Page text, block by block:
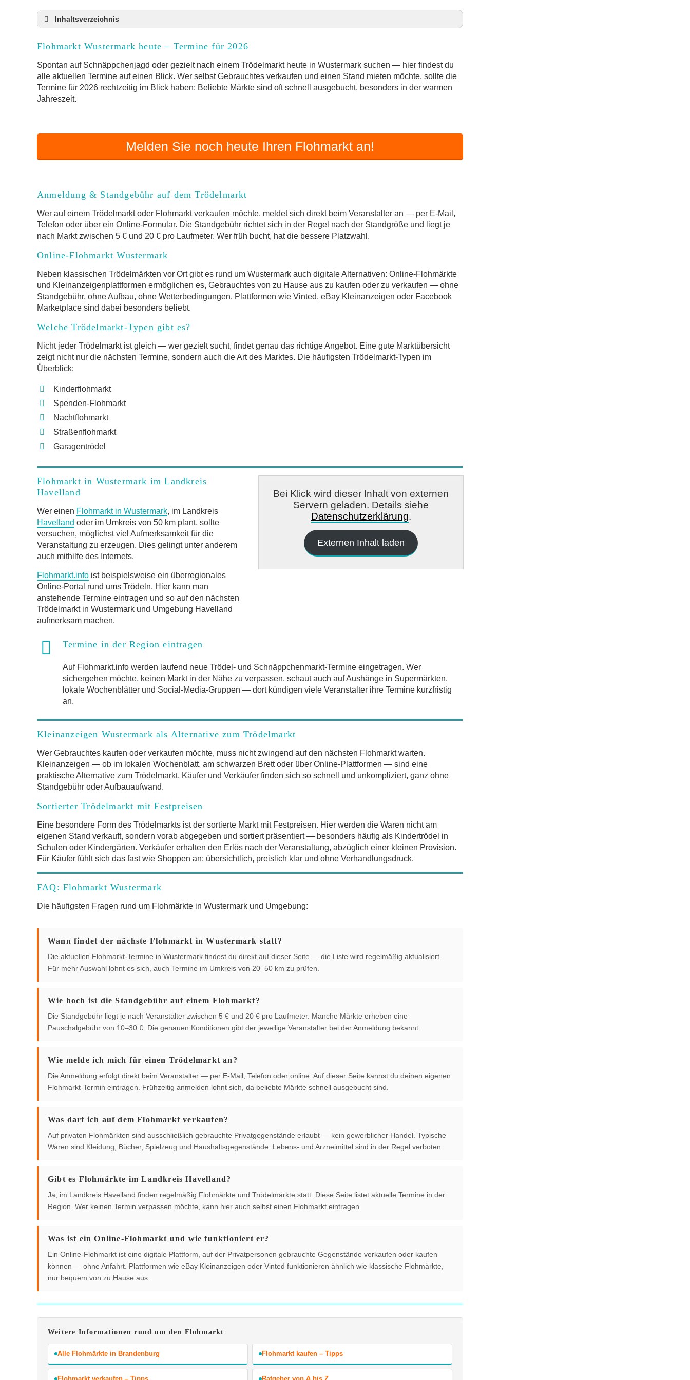
Inhaltsverzeichnis
Anmeldung & Standgebühr auf dem Trödelmarkt
Online-Flohmarkt Wustermark
Welche Trödelmarkt-Typen gibt es?
Aktuelle Flohmarkt-Termine für Wustermark und Umgebung
FAQ: Flohmarkt Wustermark
Flohmarkt-Termin melden
Flohmarkt Wustermark heute – Termine für 2026
Spontan auf Schnäppchenjagd oder gezielt nach einem Trödelmarkt heute in Wustermark suchen — hier findest du
alle aktuellen Termine auf einen Blick. Wer selbst Gebrauchtes verkaufen und einen Stand mieten möchte, sollte die
Termine für 2026 rechtzeitig im Blick haben: Beliebte Märkte sind oft schnell ausgebucht, besonders in der warmen
Jahreszeit.
Melden Sie noch heute Ihren Flohmarkt an!
Anmeldung & Standgebühr auf dem Trödelmarkt
Wer auf einem Trödelmarkt oder Flohmarkt verkaufen möchte, meldet sich direkt beim Veranstalter an — per E-Mail,
Telefon oder über ein Online-Formular. Die Standgebühr richtet sich in der Regel nach der Standgröße und liegt je
nach Markt zwischen 5 € und 20 € pro Laufmeter. Wer früh bucht, hat die bessere Platzwahl.
Online-Flohmarkt Wustermark
Neben klassischen Trödelmärkten vor Ort gibt es rund um Wustermark auch digitale Alternativen: Online-Flohmärkte
und Kleinanzeigenplattformen ermöglichen es, Gebrauchtes von zu Hause aus zu kaufen oder zu verkaufen — ohne
Standgebühr, ohne Aufbau, ohne Wetterbedingungen. Plattformen wie Vinted, eBay Kleinanzeigen oder Facebook
Marketplace sind dabei besonders beliebt.
Welche Trödelmarkt-Typen gibt es?
Nicht jeder Trödelmarkt ist gleich — wer gezielt sucht, findet genau das richtige Angebot. Eine gute Marktübersicht
zeigt nicht nur die nächsten Termine, sondern auch die Art des Marktes. Die häufigsten Trödelmarkt-Typen im
Überblick:
Kinderflohmarkt
Spenden-Flohmarkt
Nachtflohmarkt
Straßenflohmarkt
Garagentrödel
Flohmarkt in Wustermark im Landkreis
Havelland
Wer einen Flohmarkt in Wustermark, im Landkreis
Havelland oder im Umkreis von 50 km plant, sollte
versuchen, möglichst viel Aufmerksamkeit für die
Veranstaltung zu erzeugen. Dies gelingt unter anderem
auch mithilfe des Internets.
Flohmarkt.info ist beispielsweise ein überregionales
Online-Portal rund ums Trödeln. Hier kann man
anstehende Termine eintragen und so auf den nächsten
Trödelmarkt in Wustermark und Umgebung Havelland
aufmerksam machen.
Bei Klick wird dieser Inhalt von externen
Servern geladen. Details siehe
Datenschutzerklärung.
Externen Inhalt laden
Termine in der Region eintragen
Auf Flohmarkt.info werden laufend neue Trödel- und Schnäppchenmarkt-Termine eingetragen. Wer
sichergehen möchte, keinen Markt in der Nähe zu verpassen, schaut auch auf Aushänge in Supermärkten,
lokale Wochenblätter und Social-Media-Gruppen — dort kündigen viele Veranstalter ihre Termine kurzfristig
an.
Kleinanzeigen Wustermark als Alternative zum Trödelmarkt
Wer Gebrauchtes kaufen oder verkaufen möchte, muss nicht zwingend auf den nächsten Flohmarkt warten.
Kleinanzeigen — ob im lokalen Wochenblatt, am schwarzen Brett oder über Online-Plattformen — sind eine
praktische Alternative zum Trödelmarkt. Käufer und Verkäufer finden sich so schnell und unkompliziert, ganz ohne
Standgebühr oder Aufbauaufwand.
Sortierter Trödelmarkt mit Festpreisen
Eine besondere Form des Trödelmarkts ist der sortierte Markt mit Festpreisen. Hier werden die Waren nicht am
eigenen Stand verkauft, sondern vorab abgegeben und sortiert präsentiert — besonders häufig als Kindertrödel in
Schulen oder Kindergärten. Verkäufer erhalten den Erlös nach der Veranstaltung, abzüglich einer kleinen Provision.
Für Käufer fühlt sich das fast wie Shoppen an: übersichtlich, preislich klar und ohne Verhandlungsdruck.
FAQ: Flohmarkt Wustermark
Die häufigsten Fragen rund um Flohmärkte in Wustermark und Umgebung:
Wann findet der nächste Flohmarkt in Wustermark statt?
Die aktuellen Flohmarkt-Termine in Wustermark findest du direkt auf dieser Seite — die Liste wird regelmäßig aktualisiert.
Für mehr Auswahl lohnt es sich, auch Termine im Umkreis von 20–50 km zu prüfen.
Wie hoch ist die Standgebühr auf einem Flohmarkt?
Die Standgebühr liegt je nach Veranstalter zwischen 5 € und 20 € pro Laufmeter. Manche Märkte erheben eine
Pauschalgebühr von 10–30 €. Die genauen Konditionen gibt der jeweilige Veranstalter bei der Anmeldung bekannt.
Wie melde ich mich für einen Trödelmarkt an?
Die Anmeldung erfolgt direkt beim Veranstalter — per E-Mail, Telefon oder online. Auf dieser Seite kannst du deinen eigenen
Flohmarkt-Termin eintragen. Frühzeitig anmelden lohnt sich, da beliebte Märkte schnell ausgebucht sind.
Was darf ich auf dem Flohmarkt verkaufen?
Auf privaten Flohmärkten sind ausschließlich gebrauchte Privatgegenstände erlaubt — kein gewerblicher Handel. Typische
Waren sind Kleidung, Bücher, Spielzeug und Haushaltsgegenstände. Lebens- und Arzneimittel sind in der Regel verboten.
Gibt es Flohmärkte im Landkreis Havelland?
Ja, im Landkreis Havelland finden regelmäßig Flohmärkte und Trödelmärkte statt. Diese Seite listet aktuelle Termine in der
Region. Wer keinen Termin verpassen möchte, kann hier auch selbst einen Flohmarkt eintragen.
Was ist ein Online-Flohmarkt und wie funktioniert er?
Ein Online-Flohmarkt ist eine digitale Plattform, auf der Privatpersonen gebrauchte Gegenstände verkaufen oder kaufen
können — ohne Anfahrt. Plattformen wie eBay Kleinanzeigen oder Vinted funktionieren ähnlich wie klassische Flohmärkte,
nur bequem von zu Hause aus.
Weitere Informationen rund um den Flohmarkt
Alle Flohmärkte in Brandenburg Flohmarkt kaufen – Tipps